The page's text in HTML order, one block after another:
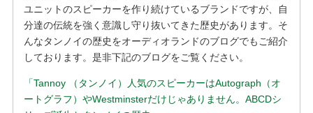
ユニットのスピーカーを作り続けているブランドですが、自
分達の伝統を強く意識し守り抜いてきた歴史があります。そ
んなタンノイの歴史をオーディオランドのブログでもご紹介
しております。是非下記のブログをご覧ください。
「Tannoy （タンノイ）人気のスピーカーはAutograph（オ
ートグラフ）やWestminsterだけじゃありません。ABCDシ